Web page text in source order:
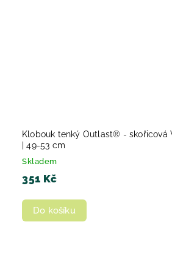
Klobouk tenký Outlast® - skořicová
| 49-53 cm
Skladem
351 Kč
Do košíku